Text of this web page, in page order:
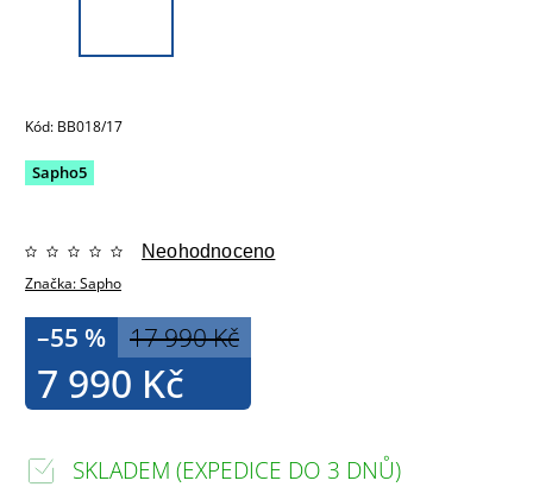
Kód: BB018/17
Sapho5
Značka:Sapho
Neohodnoceno
17 990 Kč
–55 %
7 990 Kč
SKLADEM (EXPEDICE DO 3 DNŮ)